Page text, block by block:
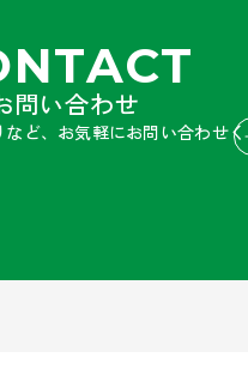
問い合わせ
など、お気軽にお問い合わせく